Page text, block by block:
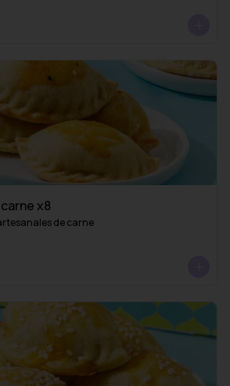
x8
de carne